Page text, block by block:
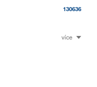
130636
více